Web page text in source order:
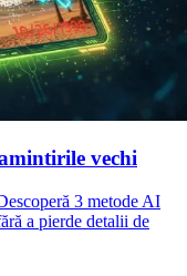
vechi
3 metode AI
a pierde detalii de